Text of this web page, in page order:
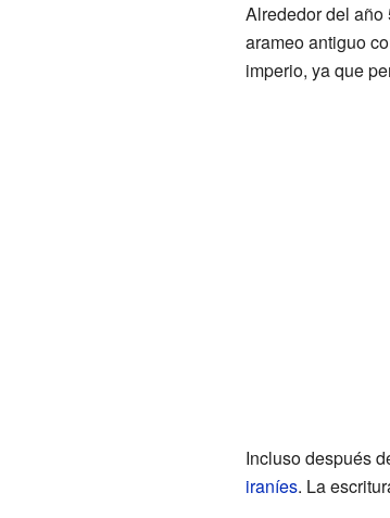
Alrededor del año
arameo antiguo
imperio, ya que
Incluso después
iraníes. La